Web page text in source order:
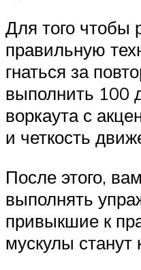
Для того чтобы
правильную
гнаться за
выполнить 100
воркаута с
и четкость
После этого,
выполнять
привыкшие к
мускулы станут